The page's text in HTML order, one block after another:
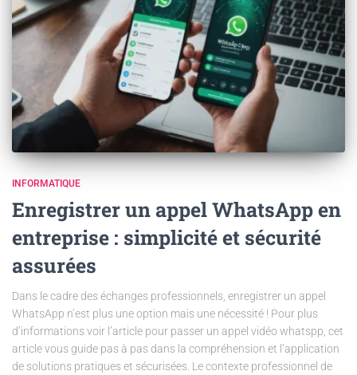
INFORMATIQUE
Enregistrer un appel WhatsApp en
entreprise : simplicité et sécurité
assurées
Dans le cadre des échanges professionnels, enregistrer un appel
WhatsApp n’est plus une option mais une nécessité ! Pour plus
d’informations voir l’article pour passer un appel vidéo whatspp, cet
article vous guide pas à pas dans la compréhension et l’application
de solutions pratiques et sécurisées. Le contexte professionnel de